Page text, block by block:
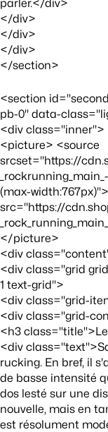
parler.</div>
</div>
</div>
</div>
</section>
<section
pb-0" data-
<div class="inner">
<picture> <source
srcset="https://
(max-
src="https://
</picture>
<div
<div class="grid
1 text-grid">
<div class="grid-
<div class="grid-
<h3
<div
rucking. En bref, il
de basse intensité
dos lesté sur une
nouvelle, mais en
est résolument